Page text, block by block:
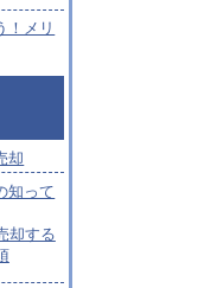
！メリ
却
知って
却する